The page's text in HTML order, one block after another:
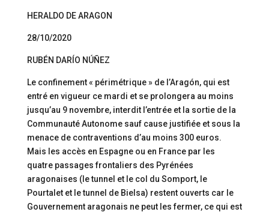
HERALDO DE ARAGON
28/10/2020
RUBÉN DARÍO NÚÑEZ
Le confinement « périmétrique » de l’Aragón, qui est
entré en vigueur ce mardi et se prolongera au moins
jusqu’au 9 novembre, interdit l’entrée et la sortie de la
Communauté Autonome sauf cause justifiée et sous la
menace de contraventions d’au moins 300 euros.
Mais les accès en Espagne ou en France par les
quatre passages frontaliers des Pyrénées
aragonaises (le tunnel et le col du Somport, le
Pourtalet et le tunnel de Bielsa) restent ouverts car le
Gouvernement aragonais ne peut les fermer, ce qui est